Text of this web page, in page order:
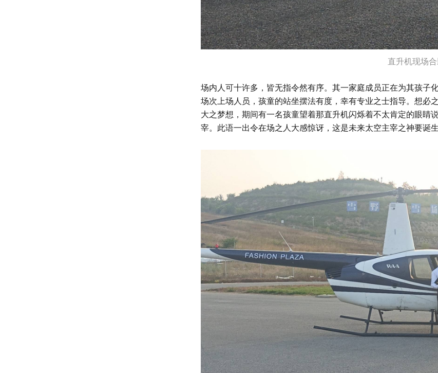
直升机现场
场内人可十许多，皆无指令然有序。其一家庭成员正在为其孩子
场次上场人员，孩童的站坐摆法有度，幸有专业之士指导。想必
大之梦想，期间有一名孩童望着那直升机闪烁着不太肯定的眼睛
宰。此语一出令在场之人大感惊讶，这是未来太空主宰之神要诞